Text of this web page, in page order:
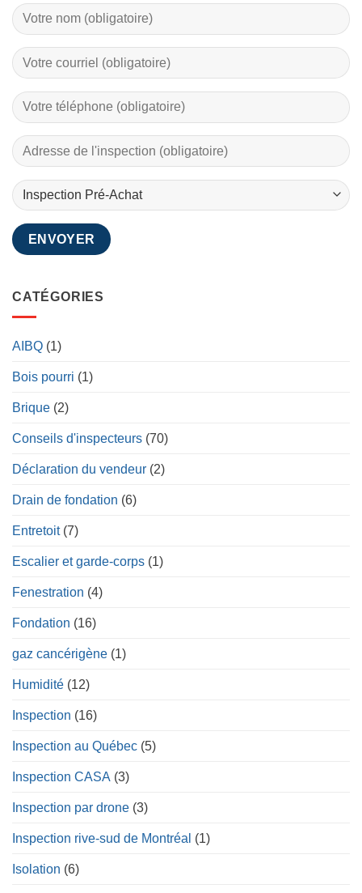
CATÉGORIES
AIBQ (1)
Bois pourri (1)
Brique (2)
Conseils d'inspecteurs (70)
Déclaration du vendeur (2)
Drain de fondation (6)
Entretoit(7)
Escalier et garde-corps (1)
Fenestration (4)
Fondation (16)
gaz cancérigène (1)
Humidité (12)
Inspection (16)
Inspection au Québec (5)
Inspection CASA (3)
Inspection par drone (3)
Inspection rive-sud de Montréal (1)
Isolation (6)